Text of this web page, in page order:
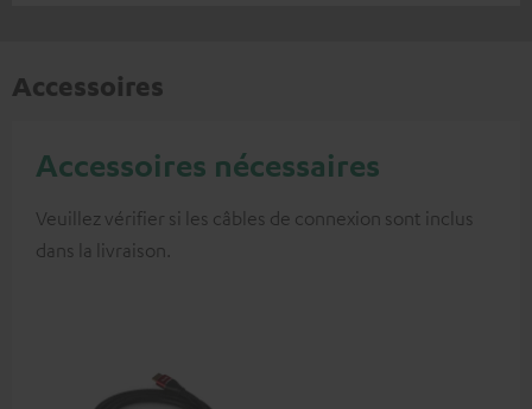
Accessoires
Accessoires nécessaires
Veuillez vérifier si les câbles de connexion sont inclus
dans la livraison.